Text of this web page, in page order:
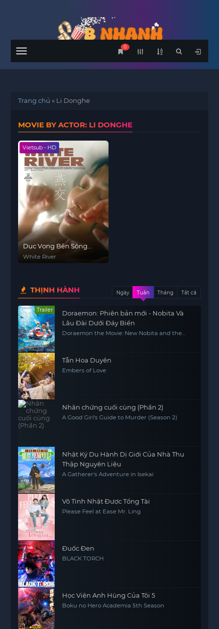
Menu
0
Trang chủ » Li Donghe
MOVIE BY ACTOR: LI DONGHE
Vietsub - HD
Dục Vọng Bên Sông
Trắng
White River
THỊNH HÀNH Ngày Tuần Tháng Tất cả
Trailer
Doraemon: Phiên bản mới - Nobita Và
Lâu Đài Dưới Đáy Biển
Doraemon the Movie: New Nobita and the
Tẫn Hoa Duyên
Embers of Love
Nhân chứng cuối cùng (Phần 2)
A Good Girl's Guide to Murder (Season 2)
Nhật Ký Du Hành Dị Giới Của Nhà Thu
Thập Nguyên Liệu
A Gatherer's Adventure in Isekai
Vô Tình Nhặt Được Tổng Tài
Please Feel at Ease Mr. Ling
Đuốc Đen
BLACK TORCH
Học Viện Anh Hùng Của Tôi 5
Boku no Hero Academia 5th Season